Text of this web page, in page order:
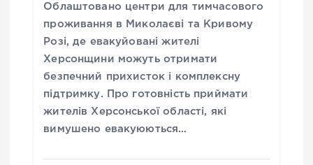
Облаштовано центри для тимчасового
проживання в Миколаєві та Кривому
Розі, де евакуйовані жителі
Херсонщини можуть отримати
безпечний прихисток і комплексну
підтримку. Про готовність приймати
жителів Херсонської області, які
вимушено евакуюються…